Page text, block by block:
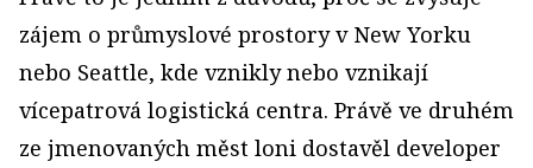
zájem o průmyslové prostory v New Yorku
nebo Seattle, kde vznikly nebo vznikají
vícepatrová logistická centra. Právě ve druhém
ze jmenovaných měst loni dostavěl developer